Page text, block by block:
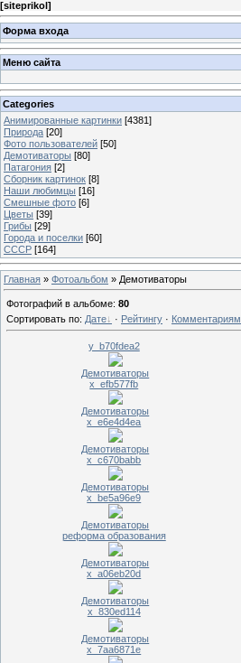
[siteprikol]
Форма входа
Меню сайта
Categories
Анимированные картинки [4381]
Природа [20]
Фото пользователей [50]
Демотиваторы [80]
Патагония [2]
Cборник картинок [8]
Наши любимцы [16]
Смешные фото [6]
Цветы [39]
Грибы [29]
Города и поселки [60]
СССР [164]
Главная » Фотоальбом » Демотиваторы
Фотографий в альбоме: 80
Сортировать по: Дате · Рейтингу · Комментариям
y_b70fdea2
Демотиваторы
x_efb577fb
Демотиваторы
x_e6e4d4ea
Демотиваторы
x_c670babb
Демотиваторы
x_be5a96e9
Демотиваторы
реформа образования
Демотиваторы
x_a06eb20d
Демотиваторы
x_830ed114
Демотиваторы
x_7aa6871e